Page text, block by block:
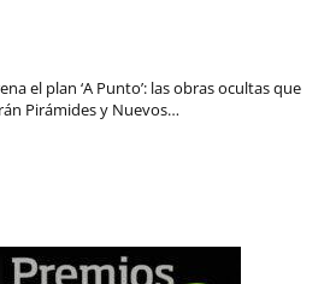
el plan ‘A Punto’: las obras ocultas que
Pirámides y Nuevos…